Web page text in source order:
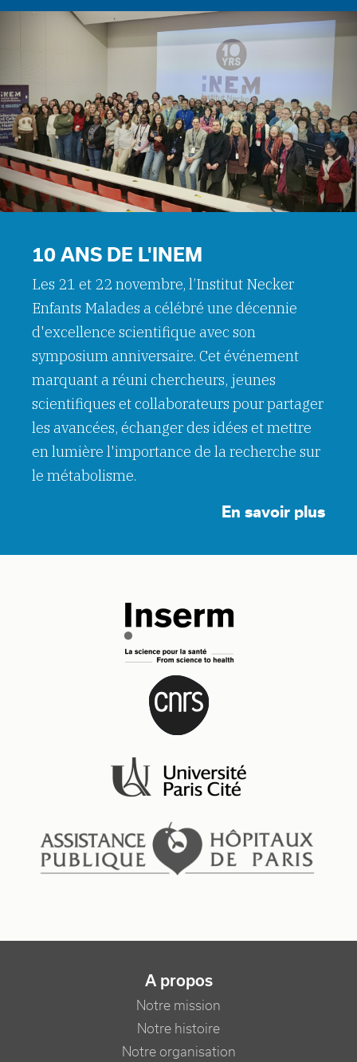
10 ANS DE L'INEM
Les 21 et 22 novembre, l’Institut Necker
Enfants Malades a célébré une décennie
d'excellence scientifique avec son
symposium anniversaire. Cet événement
marquant a réuni chercheurs, jeunes
scientifiques et collaborateurs pour partager
les avancées, échanger des idées et mettre
en lumière l'importance de la recherche sur
le métabolisme.
En savoir plus
NAVIGATION PRINCIPALE
A propos
Notre mission
Notre histoire
Notre organisation